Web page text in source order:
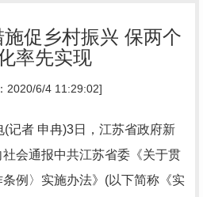
促乡村振兴 保两个
率先实现
2020/6/4 11:29:02]
者 申冉)3日，江苏省政府新
会通报中共江苏省委《关于贯
例〉实施办法》(以下简称《实